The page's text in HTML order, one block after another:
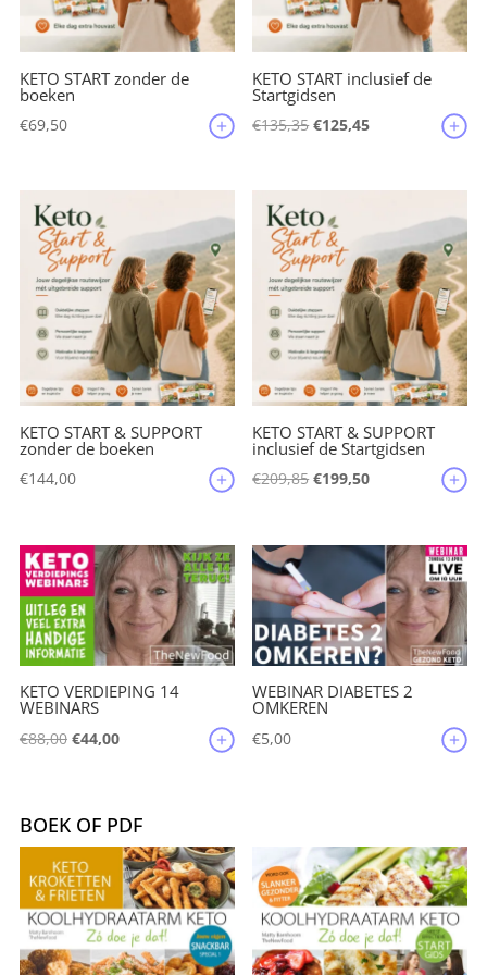
KETO START zonder de
boeken
€69,50
KETO START inclusief de
Startgidsen
€135,35Oorspronkelijke
€135,35.
€125,45Huidige
KETO START & SUPPORT
zonder de boeken
€144,00
KETO START & SUPPORT
inclusief de Startgidsen
€209,85Oorspronkelijke
€209,85.
€199,50Huidige
€199,50.
KETO VERDIEPING 14
WEBINARS
€88,00 Oorspronkelijke
€88,00.
€44,00Huidige
€44,00.
WEBINAR DIABETES 2
OMKEREN
€5,00
BOEK OF PDF